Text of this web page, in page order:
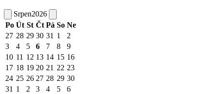
Srpen2026
Po Út St Čt Pá So Ne
27 28 29 30 31 1
2
3
4 5 6 7 8
9
10 11 12 13 14 15 16
17 18 19 20 21 22 23
24 25 26 27 28 29 30
31 1 2 3 4 5 6